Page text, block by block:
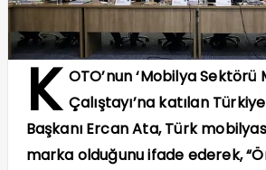
K OTO’nun ‘Mobilya Sektörü
Çalıştayı’na katılan
Başkanı Ercan Ata, Türk
marka olduğunu ifade ederek,